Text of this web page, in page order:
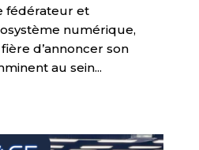
fédérateur et
numérique,
d’annoncer son
au sein...